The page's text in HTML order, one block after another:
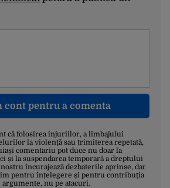
cont pentru a comenta
că folosirea injuriilor, a limbajului
la violență sau trimiterea repetată,
comentariu pot duce nu doar la
și la suspendarea temporară a dreptului
încurajează dezbaterile aprinse, dar
pentru înțelegere și pentru contribuția
argumente, nu pe atacuri.